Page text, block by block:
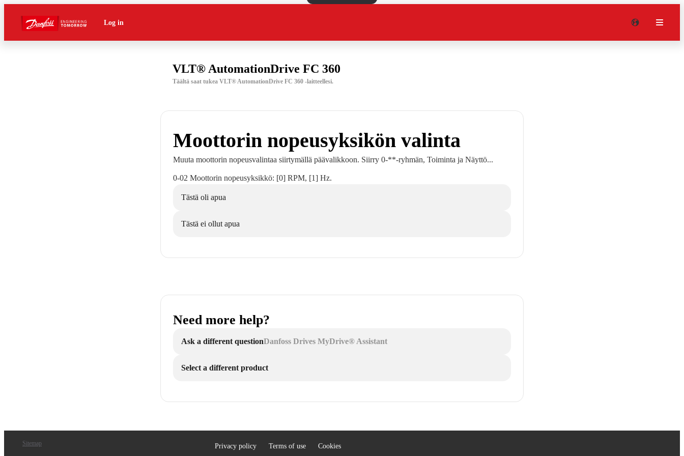
Log in
VLT® AutomationDrive FC 360
Täältä saat tukea VLT® AutomationDrive FC 360 -laitteellesi.
Moottorin nopeusyksikön valinta
Muuta moottorin nopeusvalintaa siirtymällä päävalikkoon. Siirry 0-**-ryhmän, Toiminta ja Näyttö...
0-02 Moottorin nopeusyksikkö: [0] RPM, [1] Hz.
Tästä oli apua
Tästä ei ollut apua
Need more help?
Ask a different questionDanfoss Drives MyDrive® Assistant
Select a different product
Sitemap Privacy policy Terms of use Cookies